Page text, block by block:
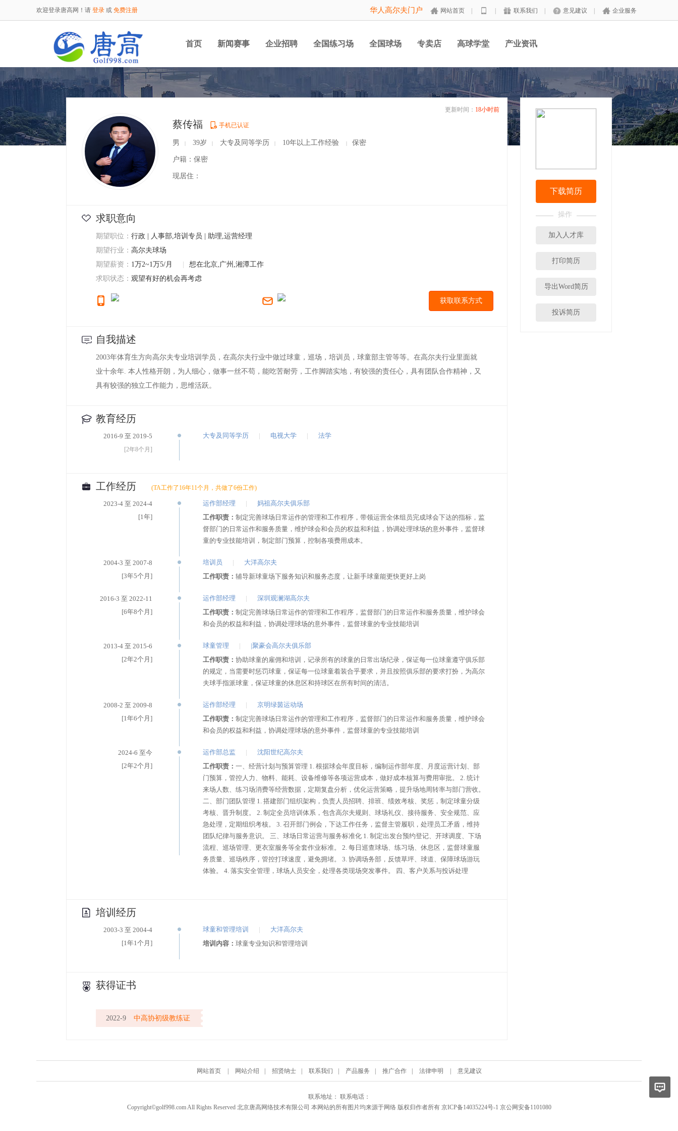
欢迎登录唐高网！请 登录 或 免费注册 华人高尔夫门户 网站首页 联系我们 意见建议 企业服务
首页 新闻赛事 企业招聘 全国练习场 全国球场 专卖店 高球学堂 产业资讯
更新时间： 18小时前
蔡传福 手机已认证
男 | 39岁 | 大专及同等学历 | 10年以上工作经验 | 保密
户籍：保密
现居住：
求职意向
期望职位： 行政 | 人事部,培训专员 | 助理,运营经理
期望行业： 高尔夫球场
期望薪资： 1万2~1万5/月
想在北京,广州,湘潭工作
求职状态： 观望有好的机会再考虑
获取联系方式
自我描述
2003年体育生方向高尔夫专业培训学员，在高尔夫行业中做过球童，巡场，培训员，球童部主管等等。在高尔夫行业里面就
业十余年. 本人性格开朗，为人细心，做事一丝不苟，能吃苦耐劳，工作脚踏实地，有较强的责任心，具有团队合作精神，又
具有较强的独立工作能力，思维活跃。
教育经历
2016-9 至 2019-5
[2年8个月]
大专及同等学历 | 电视大学 | 法学
工作经历 (TA工作了16年11个月，共做了6份工作)
2023-4 至 2024-4
[1年]
运作部经理 |
妈祖高尔夫俱乐部
工作职责： 制定完善球场日常运作的管理和工作程序，带领运营全体组员完成球会下达的指标，监
督部门的日常运作和服务质量，维护球会和会员的权益和利益，协调处理球场的意外事件，监督球
童的专业技能培训，制定部门预算，控制各项费用成本。
2004-3 至 2007-8
[3年5个月]
培训员 |
大洋高尔夫
工作职责： 辅导新球童场下服务知识和服务态度，让新手球童能更快更好上岗
2016-3 至 2022-11
[6年8个月]
运作部经理 |
深圳观澜湖高尔夫
工作职责： 制定完善球场日常运作的管理和工作程序，监督部门的日常运作和服务质量，维护球会
和会员的权益和利益，协调处理球场的意外事件，监督球童的专业技能培训
2013-4 至 2015-6
[2年2个月]
球童管理 |
|聚豪会高尔夫俱乐部
工作职责： 协助球童的雇佣和培训，记录所有的球童的日常出场纪录，保证每一位球童遵守俱乐部
的规定，当需要时惩罚球童，保证每一位球童着装合乎要求，并且按照俱乐部的要求打扮，为高尔
夫球手指派球童，保证球童的休息区和持球区在所有时间的清洁。
2008-2 至 2009-8
[1年6个月]
运作部经理 |
京明绿茵运动场
工作职责： 制定完善球场日常运作的管理和工作程序，监督部门的日常运作和服务质量，维护球会
和会员的权益和利益，协调处理球场的意外事件，监督球童的专业技能培训
2024-6 至今
[2年2个月]
运作部总监 |
沈阳世纪高尔夫
工作职责： 一、经营计划与预算管理 1. 根据球会年度目标，编制运作部年度、月度运营计划、部
门预算，管控人力、物料、能耗、设备维修等各项运营成本，做好成本核算与费用审批。 2. 统计
来场人数、练习场消费等经营数据，定期复盘分析，优化运营策略，提升场地周转率与部门营收。
二、部门团队管理 1. 搭建部门组织架构，负责人员招聘、排班、绩效考核、奖惩，制定球童分级
考核、晋升制度。 2. 制定全员培训体系，包含高尔夫规则、球场礼仪、接待服务、安全规范、应
急处理，定期组织考核。 3. 召开部门例会，下达工作任务，监督主管履职，处理员工矛盾，维持
团队纪律与服务意识。 三、球场日常运营与服务标准化 1. 制定出发台预约登记、开球调度、下场
流程、巡场管理、更衣室服务等全套作业标准。 2. 每日巡查球场、练习场、休息区，监督球童服
务质量、巡场秩序，管控打球速度，避免拥堵。 3. 协调场务部，反馈草坪、球道、保障球场游玩
体验。 4. 落实安全管理，球场人员安全，处理各类现场突发事件。 四、客户关系与投诉处理
培训经历
2003-3 至 2004-4
[1年1个月]
球童和管理培训 |
大洋高尔夫
培训内容： 球童专业知识和管理培训
获得证书
2022-9 中高协初级教练证
下载简历
操作
加入人才库
打印简历
导出Word简历
投诉简历
网站首页 网站介绍 招贤纳士 联系我们 产品服务 推广合作 法律申明 意见建议
联系地址： 联系电话：
Copyright©golf998.com All Rights Reserved 北京唐高网络技术有限公司 本网站的所有图片均来源于网络 版权归作者所有 京ICP备14035224号-1 京公网安备1101080